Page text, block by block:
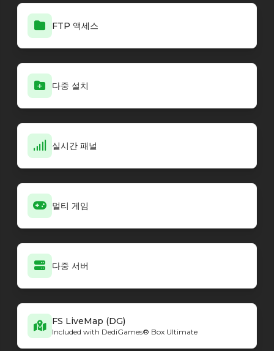
FTP 액세스
다중 설치
실시간 패널
멀티 게임
다중 서버
FS LiveMap (DG)
Included with DediGames® Box Ultimate